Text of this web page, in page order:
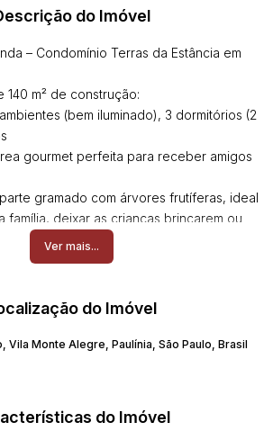
do Imóvel
– Condomínio Terras da Estância em
140 m² de construção:
(bem iluminado), 3 dormitórios (2
gourmet perfeita para receber amigos
gramado com árvores frutíferas, ideal
família, deixar as crianças brincarem ou
quarto e banheiro, ótima para
do valor
(19) 981274288 Rodrigo
Ver mais...
do Imóvel
Vila Monte Alegre Paulínia São Paulo Brasil
do Imóvel